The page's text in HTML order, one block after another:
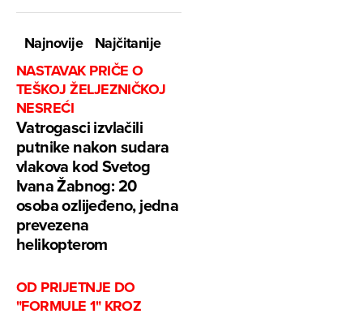
Najnovije
Najčitanije
NASTAVAK PRIČE O
TEŠKOJ ŽELJEZNIČKOJ
NESREĆI
Vatrogasci izvlačili
putnike nakon sudara
vlakova kod Svetog
Ivana Žabnog: 20
osoba ozlijeđeno, jedna
prevezena
helikopterom
OD PRIJETNJE DO
"FORMULE 1" KROZ